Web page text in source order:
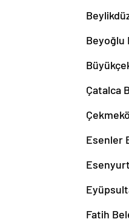
Beyoğlu
Çatalca
Esenler
Fatih